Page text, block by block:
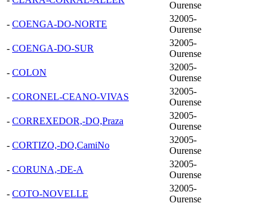
Ourense
- COENGA-DO-NORTE
32005-
Ourense
- COENGA-DO-SUR
32005-
Ourense
- COLON
32005-
Ourense
- CORONEL-CEANO-VIVAS
32005-
Ourense
- CORREXEDOR,-DO,Praza
32005-
Ourense
- CORTIZO,-DO,CamiNo
32005-
Ourense
- CORUNA,-DE-A
32005-
Ourense
- COTO-NOVELLE
32005-
Ourense